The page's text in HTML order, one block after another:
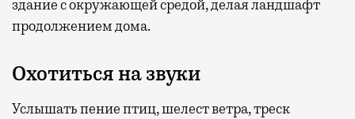
здание с окружающей средой, делая ландшафт
продолжением дома.
Охотиться на звуки
Услышать пение птиц, шелест ветра, треск